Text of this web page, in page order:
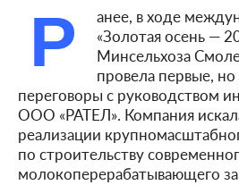
Р
анее, в ходе
«Золотая осень —
Минсельхоза
провела первые,
переговоры с руководством
ООО «РАТЕЛ». Компания
реализации
по строительству
молокоперерабатывающего